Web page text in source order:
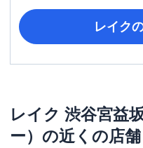
レイク
レイク 渋谷宮益
ー） の近くの店